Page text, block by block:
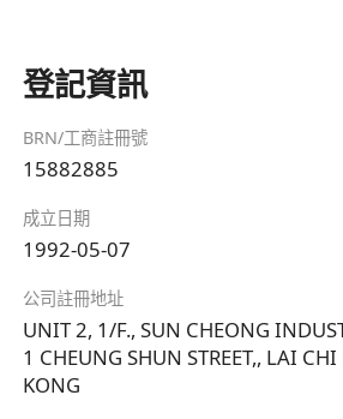
登記資訊
BRN/工商註冊號
15882885
成立日期
1992-05-07
公司註冊地址
UNIT 2, 1/F., SUN CHEONG
1 CHEUNG SHUN STREET,, LAI
KONG